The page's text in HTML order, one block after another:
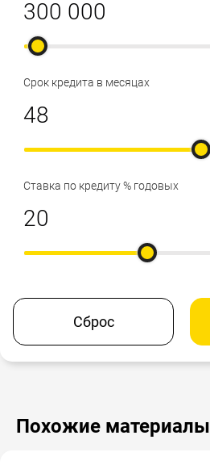
Срок кредита в месяцах
Ставка по кредиту % годовых
Сброс
Похожие материалы